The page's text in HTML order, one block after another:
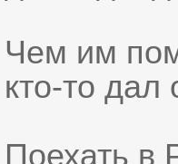
Чем им
кто-то дал
Поехать в